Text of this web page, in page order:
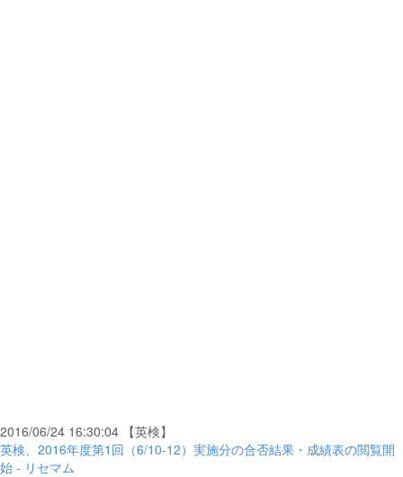
2016/06/24 16:30:04 【英検】
英検、2016年度第1回（6/10-12）実施分の合否結果・成績表の閲覧開
始 - リセマム